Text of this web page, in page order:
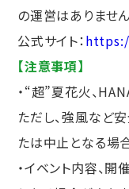
の運営はありません
公式サイト：
【注意事項】
・“超”夏花火、
ただし、強風など
たは中止となる場
・イベント内容、